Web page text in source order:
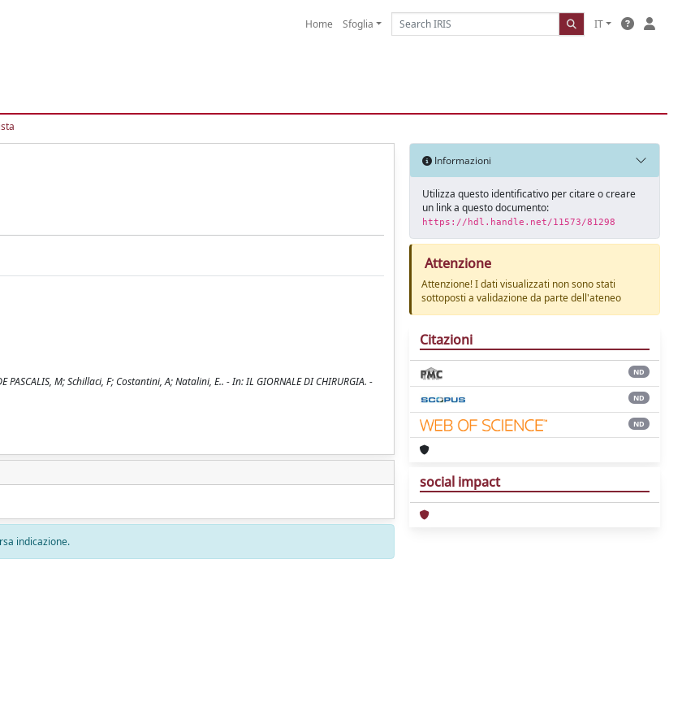
Home Sfoglia IT
M; Schillaci, F; Costantini, A; Natalini, E.. - In: IL GIORNALE DI CHIRURGIA. -
indicazione.
Informazioni
Utilizza questo identificativo per citare o creare
un link a questo documento:
https://hdl.handle.net/11573/81298
Attenzione
Attenzione! I dati visualizzati non sono stati
sottoposti a validazione da parte dell'ateneo
Citazioni
ND
ND
ND
social impact